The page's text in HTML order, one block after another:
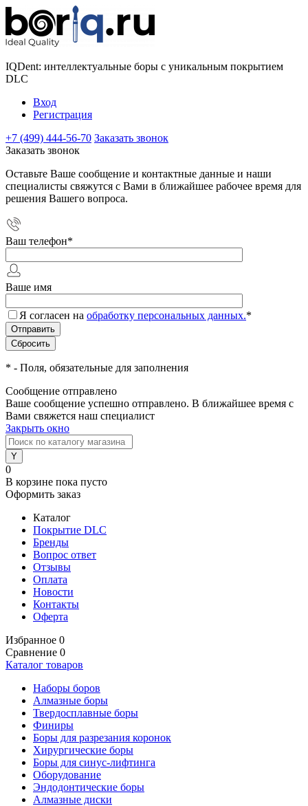
IQDent: интеллектуальные боры с уникальным покрытием
DLC
Вход
Регистрация
+7 (499) 444-56-70 Заказать звонок
Заказать звонок
Оставьте Ваше сообщение и контактные данные и наши
специалисты свяжутся с Вами в ближайшее рабочее время для
решения Вашего вопроса.
Ваш телефон*
Ваше имя
Я согласен на обработку персональных данных.*
* - Поля, обязательные для заполнения
Сообщение отправлено
Ваше сообщение успешно отправлено. В ближайшее время с
Вами свяжется наш специалист
Закрыть окно
0
В корзине пока пусто
Оформить заказ
Каталог
Покрытие DLC
Бренды
Вопрос ответ
Отзывы
Оплата
Новости
Контакты
Оферта
Избранное 0
Сравнение 0
Каталог товаров
Наборы боров
Алмазные боры
Твердосплавные боры
Финиры
Боры для разрезания коронок
Хирургические боры
Боры для синус-лифтинга
Оборудование
Эндодонтические боры
Алмазные диски